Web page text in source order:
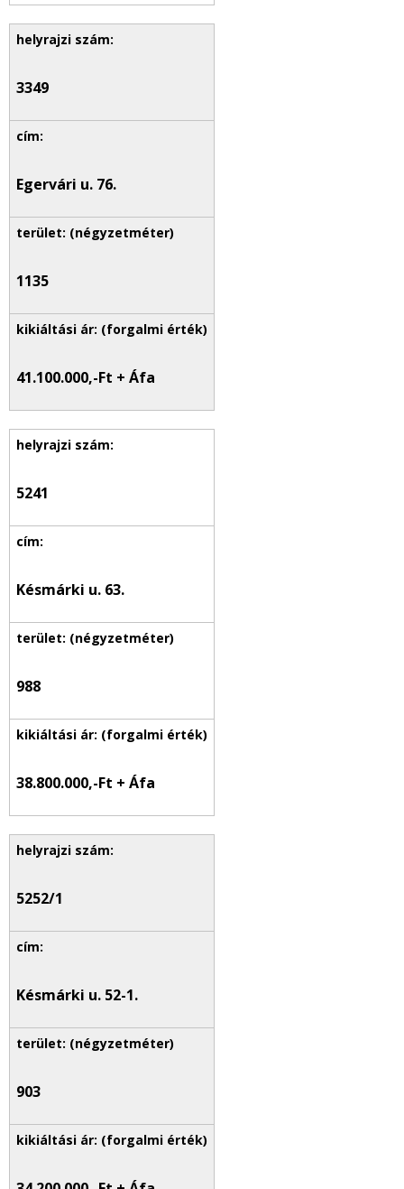
3349
Egervári u. 76.
1135
41.100.000,-Ft + Áfa
5241
Késmárki u. 63.
988
38.800.000,-Ft + Áfa
5252/1
Késmárki u. 52-1.
903